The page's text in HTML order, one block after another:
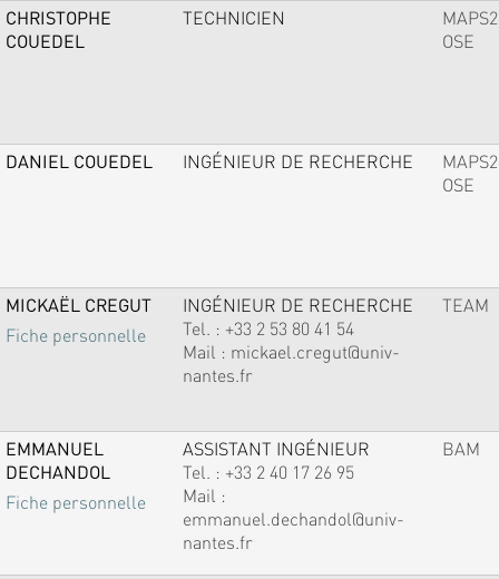
CHRISTOPHE
COUEDEL
TECHNICIEN
MAPS2
OSE
DANIEL COUEDEL INGÉNIEUR DE RECHERCHE
MAPS2
OSE
MICKAËL CREGUT
Fiche personnelle
INGÉNIEUR DE RECHERCHE
Tel. : +33 2 53 80 41 54
Mail : mickael.cregut@univ-
nantes.fr
TEAM
EMMANUEL
DECHANDOL
Fiche personnelle
ASSISTANT INGÉNIEUR
Tel. : +33 2 40 17 26 95
Mail :
emmanuel.dechandol@univ-
nantes.fr
BAM